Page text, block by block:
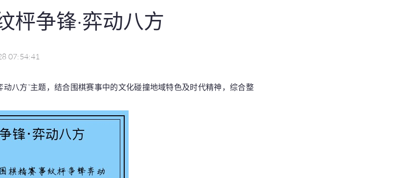
枰争锋·弈动八方
07:54:41
动八方”主题，结合围棋赛事中的文化碰撞地域特色及时代精神，综合整